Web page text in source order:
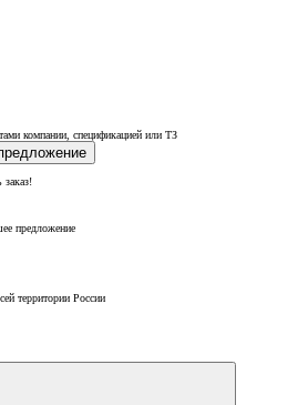
компании, спецификацией или ТЗ
предложение
территории России